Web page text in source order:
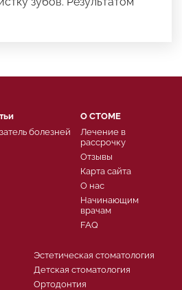
Эстетическая стоматология
Детская стоматология
Ортодонтия
О СТОМЕ
Лечение в
рассрочку
Отзывы
Карта сайта
О нас
Начинающим
врачам
FAQ
болезней